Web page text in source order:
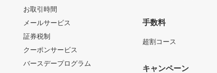
お取引時間
メールサービス
証券税制
クーポンサービス
バースデープログラム
手数料
超割コース
キャンペーン